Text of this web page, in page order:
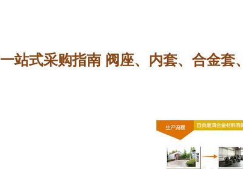
一站式采购指南 阀座、内套、合金